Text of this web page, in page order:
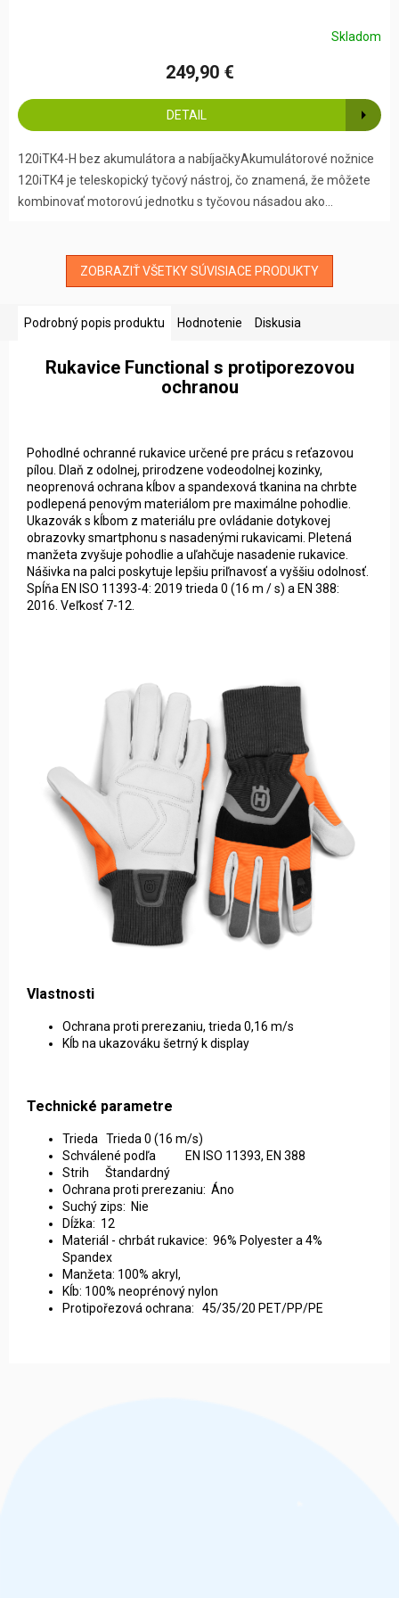
Skladom
249,90 €
DETAIL
120iTK4-H bez akumulátora a nabíjačkyAkumulátorové nožnice
120iTK4 je teleskopický tyčový nástroj, čo znamená, že môžete
kombinovať motorovú jednotku s tyčovou násadou ako...
ZOBRAZIŤ VŠETKY SÚVISIACE PRODUKTY
Podrobný popis produktu Hodnotenie Diskusia
Rukavice Functional s protiporezovou
ochranou
Pohodlné ochranné rukavice určené pre prácu s reťazovou
pílou. Dlaň z odolnej, prirodzene vodeodolnej kozinky,
neoprenová ochrana kĺbov a spandexová tkanina na chrbte
podlepená penovým materiálom pre maximálne pohodlie.
Ukazovák s kĺbom z materiálu pre ovládanie dotykovej
obrazovky smartphonu s nasadenými rukavicami. Pletená
manžeta zvyšuje pohodlie a uľahčuje nasadenie rukavice.
Nášivka na palci poskytuje lepšiu priľnavosť a vyššiu odolnosť.
Spĺňa EN ISO 11393-4: 2019 trieda 0 (16 m / s) a EN 388:
2016. Veľkosť 7-12.
Vlastnosti
Ochrana proti prerezaniu, trieda 0,16 m/s
Kĺb na ukazováku šetrný k display
Technické parametre
Trieda Trieda 0 (16 m/s)
Schválené podľa EN ISO 11393, EN 388
Strih Štandardný
Ochrana proti prerezaniu: Áno
Suchý zips: Nie
Dĺžka: 12
Materiál - chrbát rukavice: 96% Polyester a 4%
Spandex
Manžeta: 100% akryl,
Kĺb: 100% neoprénový nylon
Protipořezová ochrana: 45/35/20 PET/PP/PE